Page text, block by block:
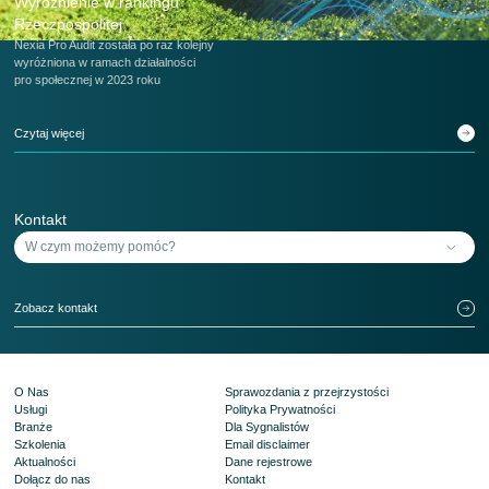
Rzeczpospolitej
Nexia Pro Audit została po raz kolejny
wyróżniona w ramach działalności
pro społecznej w 2023 roku
Czytaj więcej
Kontakt
Zobacz kontakt
O Nas
Usługi
Branże
Szkolenia
Aktualności
Dołącz do nas
Sprawozdania z przejrzystości
Polityka Prywatności
Dla Sygnalistów
Email disclaimer
Dane rejestrowe
Kontakt